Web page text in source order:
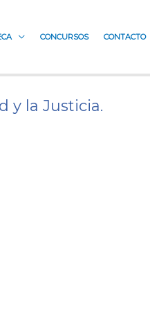
CONCURSOS CONTACTO
y la Justicia.